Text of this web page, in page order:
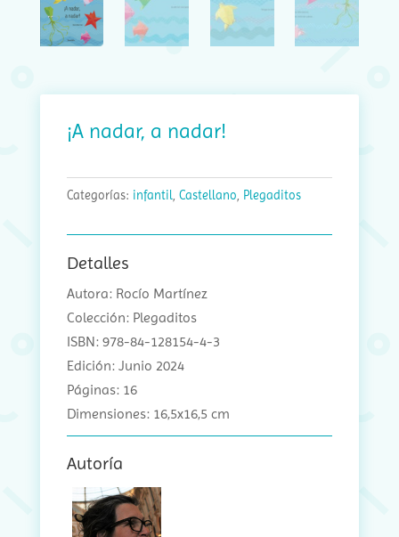
¡A nadar, a nadar!
Categorías: infantil, Castellano Plegaditos
Detalles
Autora: Rocío Martínez
Colección: Plegaditos
ISBN: 978-84-128154-4-3
Edición: Junio 2024
Páginas: 16
Dimensiones: 16,5x16,5 cm
Autoría